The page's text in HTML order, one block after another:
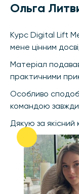
Ольга
Курс Digital Lift
мене цінним
Матеріал
практичними
Особливо
командою завжди
Дякую за якісний